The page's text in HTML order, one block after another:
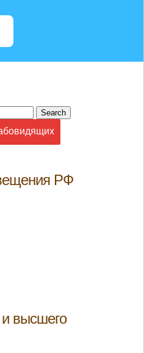
РФ
и высшего